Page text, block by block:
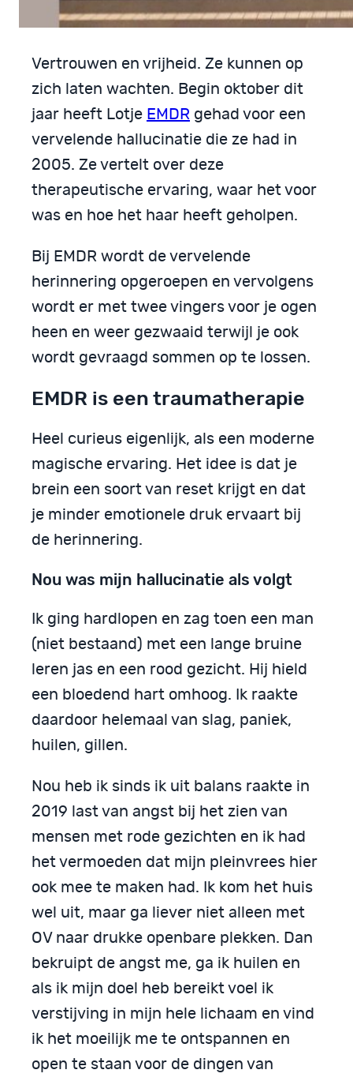
Vertrouwen en vrijheid. Ze kunnen op
zich laten wachten. Begin oktober dit
jaar heeft Lotje EMDR gehad voor een
vervelende hallucinatie die ze had in
2005. Ze vertelt over deze
therapeutische ervaring, waar het voor
was en hoe het haar heeft geholpen.
Bij EMDR wordt de vervelende
herinnering opgeroepen en vervolgens
wordt er met twee vingers voor je ogen
heen en weer gezwaaid terwijl je ook
wordt gevraagd sommen op te lossen.
EMDR is een traumatherapie
Heel curieus eigenlijk, als een moderne
magische ervaring. Het idee is dat je
brein een soort van reset krijgt en dat
je minder emotionele druk ervaart bij
de herinnering.
Nou was mijn hallucinatie als volgt
Ik ging hardlopen en zag toen een man
(niet bestaand) met een lange bruine
leren jas en een rood gezicht. Hij hield
een bloedend hart omhoog. Ik raakte
daardoor helemaal van slag, paniek,
huilen, gillen.
Nou heb ik sinds ik uit balans raakte in
2019 last van angst bij het zien van
mensen met rode gezichten en ik had
het vermoeden dat mijn pleinvrees hier
ook mee te maken had. Ik kom het huis
wel uit, maar ga liever niet alleen met
OV naar drukke openbare plekken. Dan
bekruipt de angst me, ga ik huilen en
als ik mijn doel heb bereikt voel ik
verstijving in mijn hele lichaam en vind
ik het moeilijk me te ontspannen en
open te staan voor de dingen van